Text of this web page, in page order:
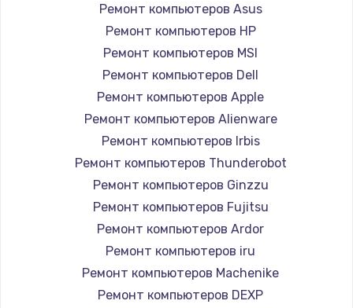
Заказать
Замена HDMI
Заказать
950 руб.
Заказать
Замена жесткого диска
1000 руб.
Заказать
Ремонт компьютеров Asus
Ремонт компьютеров HP
Ремонт компьютеров MSI
Ремонт компьютеров Dell
Ремонт компьютеров Apple
Ремонт компьютеров Alienware
Ремонт компьютеров Irbis
Ремонт компьютеров Thunderobot
Ремонт компьютеров Ginzzu
Ремонт компьютеров Fujitsu
Ремонт компьютеров Ardor
Ремонт компьютеров iru
Ремонт компьютеров Machenike
Ремонт компьютеров DEXP